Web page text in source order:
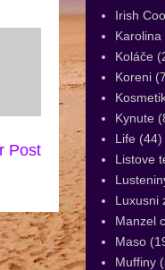
Post
Irish
Karolina
Koláče
Koreni
Kynute
Life (44)
Listove
Luxusni
Manzel
Maso
Muffiny